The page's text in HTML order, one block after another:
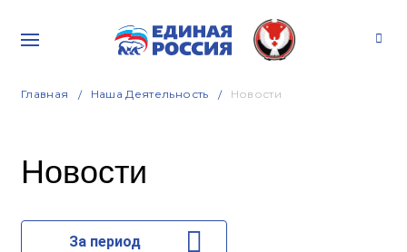
Главная Наша Деятельность Новости
Новости
За период